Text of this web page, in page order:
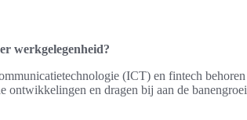
werkgelegenheid?
(ICT) en fintech behoren
ontwikkelingen en dragen bij aan de banengroei